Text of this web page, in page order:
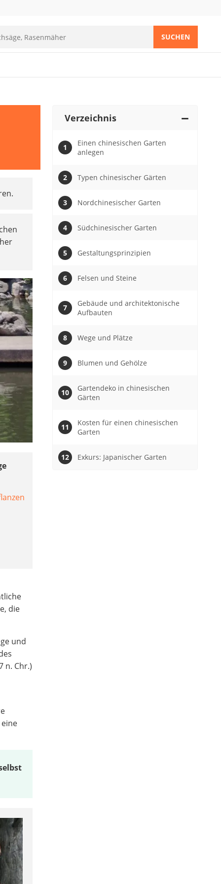
SUCHEN
die
und
n. Chr.)
Verzeichnis
Einen chinesischen Garten
anlegen
Typen chinesischer Gärten
Nordchinesischer Garten
Südchinesischer Garten
Gestaltungsprinzipien
Felsen und Steine
Gebäude und architektonische
Aufbauten
Wege und Plätze
Blumen und Gehölze
Gartendeko in chinesischen
Gärten
Kosten für einen chinesischen
Garten
Exkurs: Japanischer Garten